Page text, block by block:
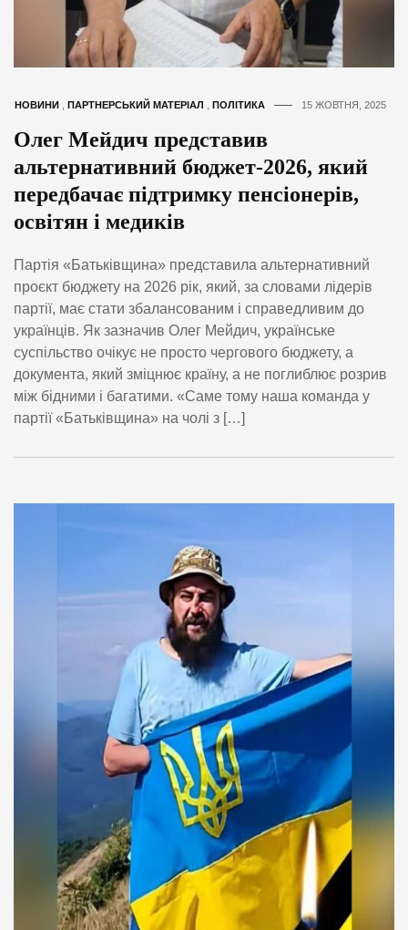
НОВИНИ ПАРТНЕРСЬКИЙ МАТЕРІАЛ ПОЛІТИКА 15 ЖОВТНЯ, 2025
Олег Мейдич представив
альтернативний бюджет-2026, який
передбачає підтримку пенсіонерів,
освітян і медиків
Партія «Батьківщина» представила альтернативний
проєкт бюджету на 2026 рік, який, за словами лідерів
партії, має стати збалансованим і справедливим до
українців. Як зазначив Олег Мейдич, українське
суспільство очікує не просто чергового бюджету, а
документа, який зміцнює країну, а не поглиблює розрив
між бідними і багатими. «Саме тому наша команда у
партії «Батьківщина» на чолі з […]